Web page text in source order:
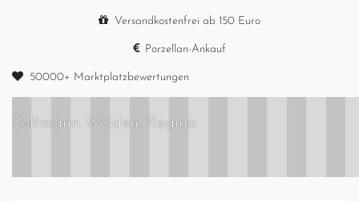
Versandkostenfrei ab 150 Euro
Porzellan-Ankauf
50000+ Marktplatzbewertungen
Seltmann Weiden: Regina